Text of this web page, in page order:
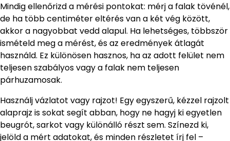
Mindig ellenőrizd a mérési pontokat: mérj a falak tövénél,
de ha több centiméter eltérés van a két vég között,
akkor a nagyobbat vedd alapul. Ha lehetséges, többször
ismételd meg a mérést, és az eredmények átlagát
használd. Ez különösen hasznos, ha az adott felület nem
teljesen szabályos vagy a falak nem teljesen
párhuzamosak.
Használj vázlatot vagy rajzot! Egy egyszerű, kézzel rajzolt
alaprajz is sokat segít abban, hogy ne hagyj ki egyetlen
beugrót, sarkot vagy különálló részt sem. Színezd ki,
jelöld a mért adatokat, és minden részletet írj fel –